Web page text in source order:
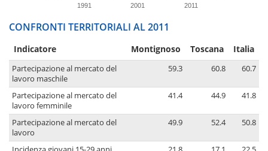
1991 2001 2011
CONFRONTI TERRITORIALI AL 2011
Indicatore Montignoso Toscana Italia
Partecipazione al mercato del
lavoro maschile
59.3 60.8 60.7
Partecipazione al mercato del
lavoro femminile
41.4 44.9 41.8
Partecipazione al mercato del
lavoro
49.9 52.4 50.8